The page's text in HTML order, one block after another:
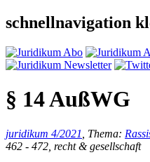
schnellnavigation
§ 14 AußWG
juridikum 4/2021 , Thema:
462 - 472, recht & gesellschaft